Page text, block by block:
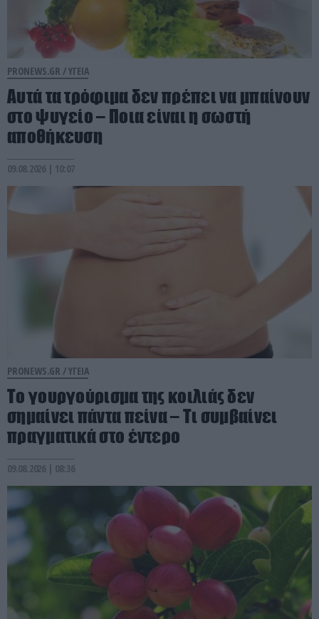
PRONEWS.GR /ΥΓΕΙΑ
Αυτά τα τρόφιμα δεν πρέπει να μπαίνουν
στο ψυγείο – Ποια είναι η σωστή
αποθήκευση
09.08.2026 | 10:07
PRONEWS.GR /ΥΓΕΙΑ
Το γουργούρισμα της κοιλιάς δεν
σημαίνει πάντα πείνα – Τι συμβαίνει
πραγματικά στο έντερο
09.08.2026 | 08:36